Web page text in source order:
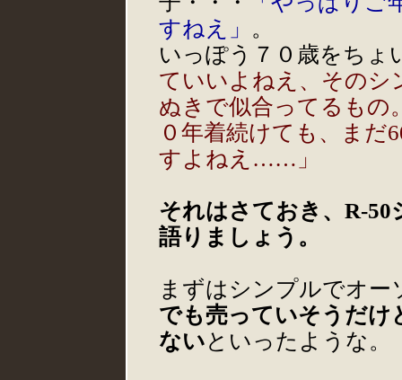
すねえ」 。
いっぽう７０歳をちょ
ていいよねえ、そのシ
ぬきで似合ってるもの
０年着続けても、まだ
すよねえ……」
それはさておき、R-
語りましょう。
まずはシンプルでオ
でも売っていそうだけ
ないといったような。